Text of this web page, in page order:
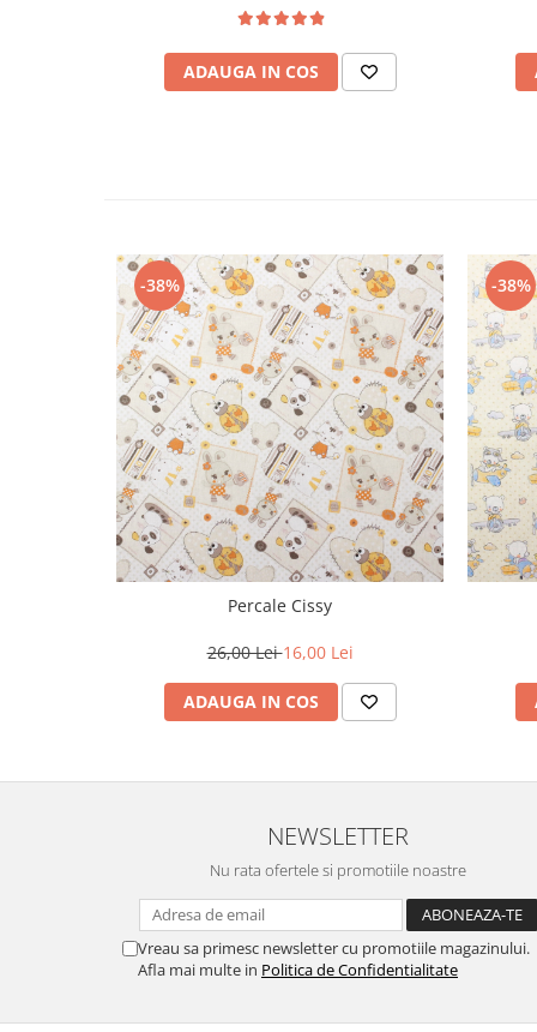
ADAUGA IN COS
-38%
Percale Cissy
26,00 Lei16,00 Lei
ADAUGA IN COS
-38%
NEWSLETTER
Nu rata ofertele si promotiile noastre
Vreau sa primesc newsletter cu promotiile magazinului.
Afla mai multe in Politica de Confidentialitate